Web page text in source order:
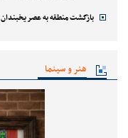
بازگشت منطقه به عصر یخبندان
هنر و سینما